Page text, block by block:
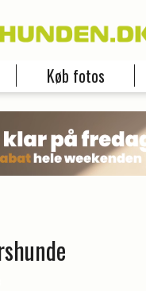
Køb fotos